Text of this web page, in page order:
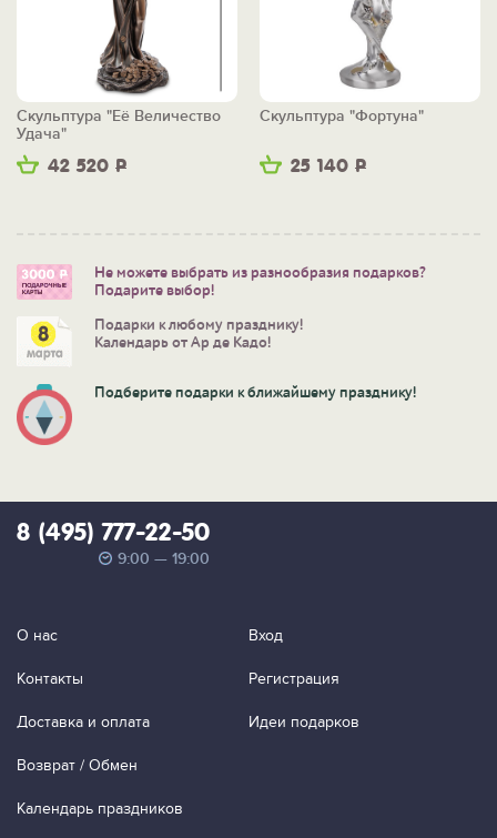
42 520 Р
Скульптура "Её Величество
Удача"
25 140 Р
Скульптура "Фортуна"
Не можете выбрать из разнообразия подарков?
Подарите выбор!
Подарки к любому празднику!
Календарь от Ар де Кадо!
Подберите подарки к ближайшему празднику!
8 (495) 777-22-50
9:00 — 19:00
О нас
Контакты
Доставка и оплата
Возврат / Обмен
Календарь праздников
Вход
Регистрация
Идеи подарков